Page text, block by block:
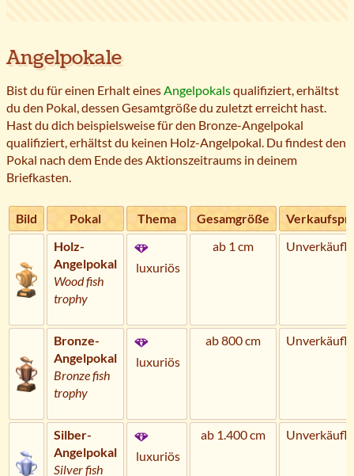
Angelpokale
Bist du für einen Erhalt einesAngelpokalsqualifiziert, erhältst
du den Pokal, dessen Gesamtgröße du zuletzt erreicht hast.
Hast du dich beispielsweise für den Bronze-Angelpokal
qualifiziert, erhältst du keinen Holz-Angelpokal. Du findest den
Pokal nach dem Ende des Aktionszeitraums in deinem
Briefkasten.
Bild Pokal Thema Gesamgröße
Holz-
Angelpokal
Wood fish
trophy
luxuriös
ab 1 cm
Bronze-
Angelpokal
Bronze fish
trophy
luxuriös
ab 800 cm
Silber-
Angelpokal
Silver fish
luxuriös
ab 1.400 cm